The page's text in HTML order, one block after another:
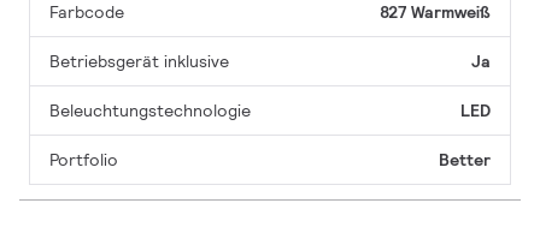
Farbcode 827 Warmweiß
Betriebsgerät inklusive Ja
Beleuchtungstechnologie LED
Portfolio Better